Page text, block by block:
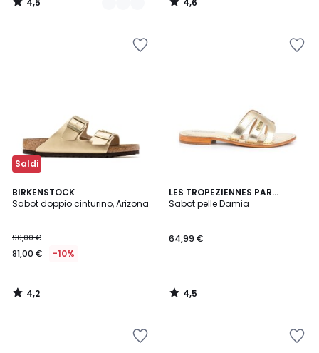
4,5
/
4,6
/
Saldi
BIRKENSTOCK
Sabot doppio cinturino, Arizona
90,00 €
81,00 € -10%
4,2
/ 5
4,2
/
LES TROPEZIENNES PAR
M.BELARBI
Sabot pelle Damia
64,99 €
4,5
/ 5
4,5
/